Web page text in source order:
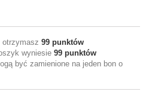
otrzymasz 99 punktów
wyniesie 99 punktów
być zamienione na jeden bon o